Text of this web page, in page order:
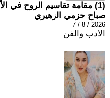
(1) مقامة تقاسيم الروح في الأدب الرفيع .
صباح حزمي الزهيري
2026 / 8 / 7
الادب والفن